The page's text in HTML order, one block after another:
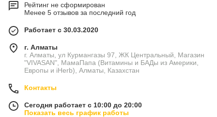
Рейтинг не сформирован
Менее 5 отзывов за последний год
Работает с 30.03.2020
г. Алматы
г. Алматы, ул Курмангазы 97, ЖК Центральный, Магазин
"VIVASAN", МамаПапа (Витамины и БАДы из Америки,
Европы и iHerb), Алматы, Казахстан
Контакты
Сегодня работает с 10:00 до 20:00
Показать весь график работы